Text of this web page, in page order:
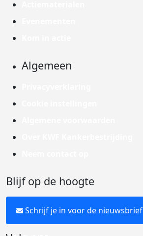
Algemeen
Blijf op de hoogte
Schrijf je in voor de nieuwsbrief